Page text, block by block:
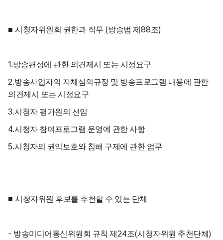
■ 시청자위원회 권한과 직무 (방송법 제 88조)
1.방송편성에 관한 의견제시 또는 시정요구
2.방송사업자의 자체심의규정 및 방송프로그램 내용에 관한
의견제시 또는 시정요구
3.시청자 평가원의 선임
4.시청자 참여프로그램 운영에 관한 사항
5.시청자의 권익보호와 침해 구제에 관한 업무
■ 시청자위원 후보를 추천할 수 있는 단체
- 방송미디어통신위원회 규칙 제 24조(시청자위원 추천단체 )